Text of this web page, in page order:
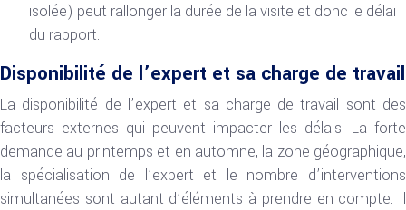
isolée) peut rallonger la durée de la visite et donc le délai
du rapport.
Disponibilité de l’expert et sa charge de travail
La disponibilité de l’expert et sa charge de travail sont des
facteurs externes qui peuvent impacter les délais. La forte
demande au printemps et en automne, la zone géographique,
la spécialisation de l’expert et le nombre d’interventions
simultanées sont autant d’éléments à prendre en compte. Il